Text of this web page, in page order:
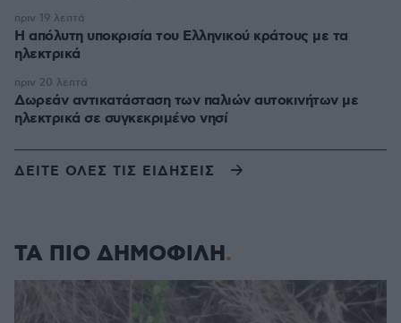
Η απόλυτη υποκρισία του Ελληνικού κράτους με τα
ηλεκτρικά
πριν 19 λεπτά
Δωρεάν αντικατάσταση των παλιών αυτοκινήτων με
ηλεκτρικά σε συγκεκριμένο νησί
πριν 20 λεπτά
ΔΕΙΤΕ ΟΛΕΣ ΤΙΣ ΕΙΔΗΣΕΙΣ
ΤΑ ΠΙΟ ΔΗΜΟΦΙΛΗ